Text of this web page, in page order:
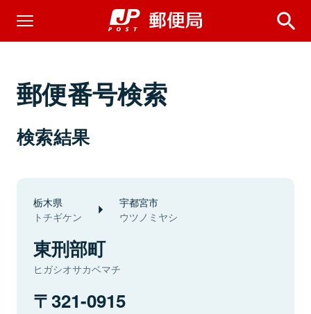
郵便番号検索
検索結果
栃木県
トチギケン
宇都宮市
ウツノミヤシ
東刑部町
ヒガシオサカベマチ
321-0915